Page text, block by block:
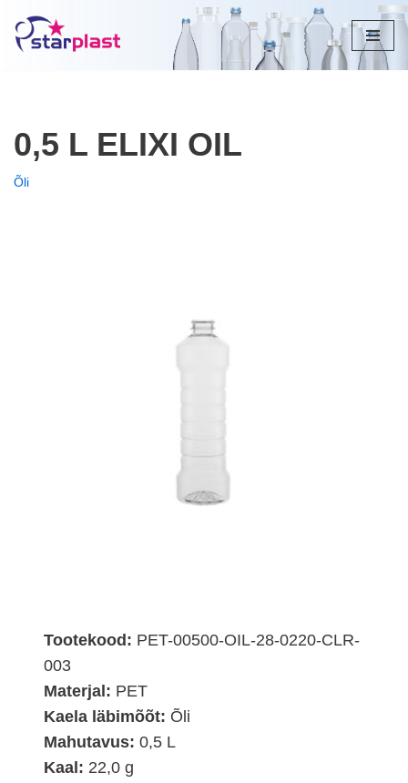
Skip
0,5 L ELIXI OIL
Õli
Tootekood: PET-00500-OIL-28-0220-CLR-
003
Materjal: PET
Kaela läbimõõt: Õli
Mahutavus: 0,5 L
Kaal: 22,0 g